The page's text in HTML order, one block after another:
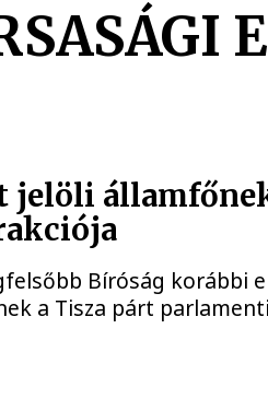
jelöli
Bíróság korábbi
a Tisza párt